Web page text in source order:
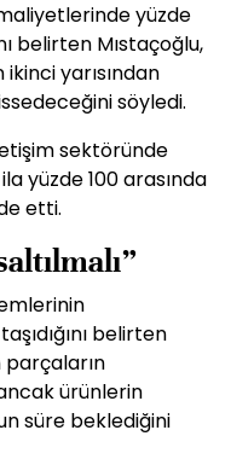
yüzde
belirten Mıstaçoğlu,
ikinci yarısından
söyledi.
sektöründe
yüzde 100 arasında
etti.
belirten
parçaların
ürünlerin
süre beklediğini